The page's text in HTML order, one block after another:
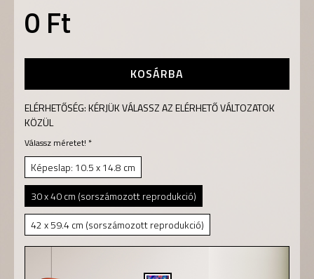
0 Ft
KOSÁRBA
ELÉRHETŐSÉG:KÉRJÜK VÁLASSZ AZ ELÉRHETŐ VÁLTOZATOK
KÖZÜL
Válassz méretet! *
Képeslap: 10.5 x 14.8 cm
30 x 40 cm (sorszámozott reprodukció)
42 x 59.4 cm (sorszámozott reprodukció)